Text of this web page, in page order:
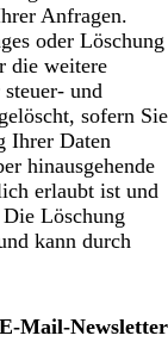
Anfragen.
oder Löschung
die weitere
und
sofern Sie
Ihrer Daten
hinausgehende
erlaubt ist und
Löschung
kann durch
Mail-Newsletter